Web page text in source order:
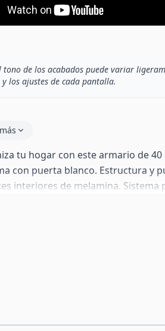
tono de los acabados puede variar
los ajustes de cada pantalla.
tu hogar con este armario de
con puerta blanco. Estructura y
interiores de melamina. Sistema